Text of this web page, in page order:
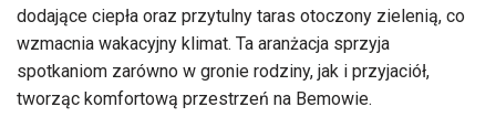
dodające ciepła oraz przytulny taras otoczony zielenią, co
wzmacnia wakacyjny klimat. Ta aranżacja sprzyja
spotkaniom zarówno w gronie rodziny, jak i przyjaciół,
tworząc komfortową przestrzeń na Bemowie.